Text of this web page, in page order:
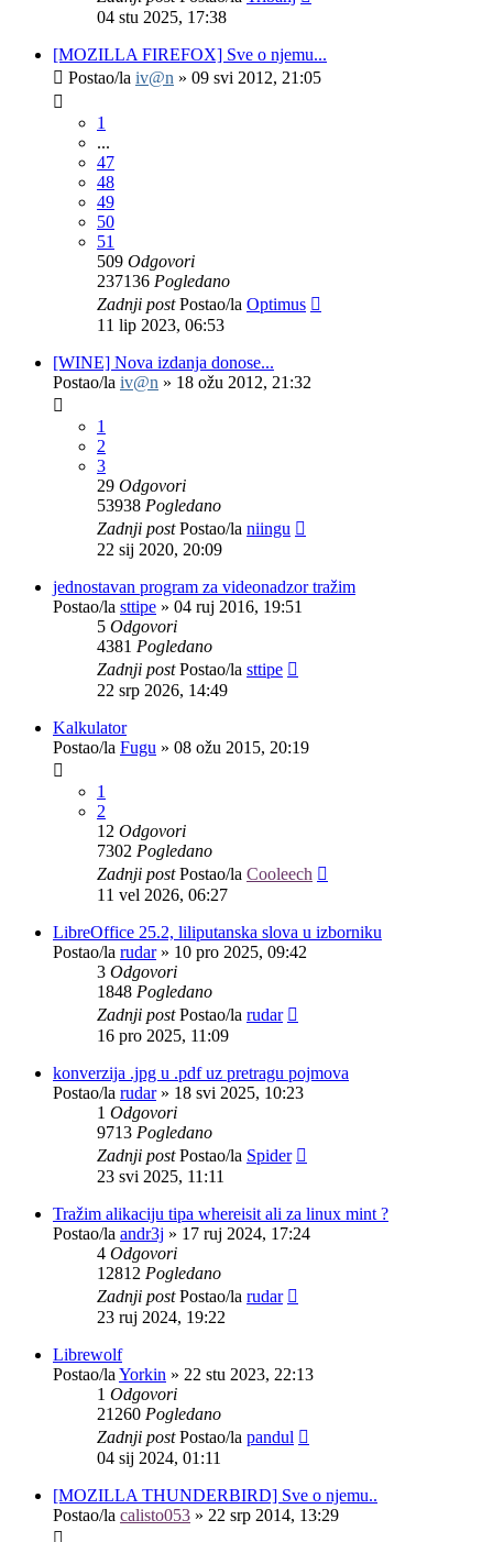
04 stu 2025, 17:38
[MOZILLA FIREFOX] Sve o njemu...
Postao/la iv@n » 09 svi 2012, 21:05
1
...
47
48
49
50
51
509 Odgovori
237136 Pogledano
Zadnji postPostao/la Optimus
11 lip 2023, 06:53
[WINE] Nova izdanja donose...
Postao/la iv@n » 18 ožu 2012, 21:32
1
2
3
29 Odgovori
53938 Pogledano
Zadnji postPostao/la niingu
22 sij 2020, 20:09
jednostavan program za videonadzor tražim
Postao/la sttipe » 04 ruj 2016, 19:51
5 Odgovori
4381 Pogledano
Zadnji postPostao/la sttipe
22 srp 2026, 14:49
Kalkulator
Postao/la Fugu » 08 ožu 2015, 20:19
1
2
12 Odgovori
7302 Pogledano
Zadnji postPostao/la Cooleech
11 vel 2026, 06:27
LibreOffice 25.2, liliputanska slova u izborniku
Postao/la rudar» 10 pro 2025, 09:42
3 Odgovori
1848 Pogledano
Zadnji postPostao/la rudar
16 pro 2025, 11:09
konverzija .jpg u .pdf uz pretragu pojmova
Postao/la rudar» 18 svi 2025, 10:23
1 Odgovori
9713 Pogledano
Zadnji postPostao/la Spider
23 svi 2025, 11:11
Tražim alikaciju tipa whereisit ali za linux mint ?
Postao/la andr3j » 17 ruj 2024, 17:24
4 Odgovori
12812 Pogledano
Zadnji postPostao/la rudar
23 ruj 2024, 19:22
Librewolf
Postao/la Yorkin » 22 stu 2023, 22:13
1 Odgovori
21260 Pogledano
Zadnji postPostao/la pandul
04 sij 2024, 01:11
[MOZILLA THUNDERBIRD] Sve o njemu..
Postao/la calisto053 » 22 srp 2014, 13:29